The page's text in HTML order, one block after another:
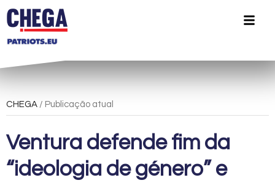
CHEGA / Publicação atual
Ventura defende fim da
“ideologia de género” e